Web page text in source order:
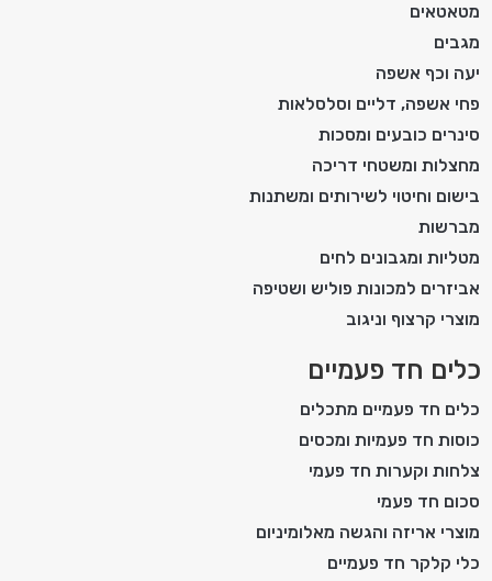
מטאטאים
מגבים
יעה וכף אשפה
פחי אשפה, דליים וסלסלאות
סינרים כובעים ומסכות
מחצלות ומשטחי דריכה
בישום וחיטוי לשירותים ומשתנות
מברשות
מטליות ומגבונים לחים
אביזרים למכונות פוליש ושטיפה
מוצרי קרצוף וניגוב
כלים חד פעמיים
כלים חד פעמיים מתכלים
כוסות חד פעמיות ומכסים
צלחות וקערות חד פעמי
סכום חד פעמי
מוצרי אריזה והגשה מאלומיניום
כלי קלקר חד פעמיים